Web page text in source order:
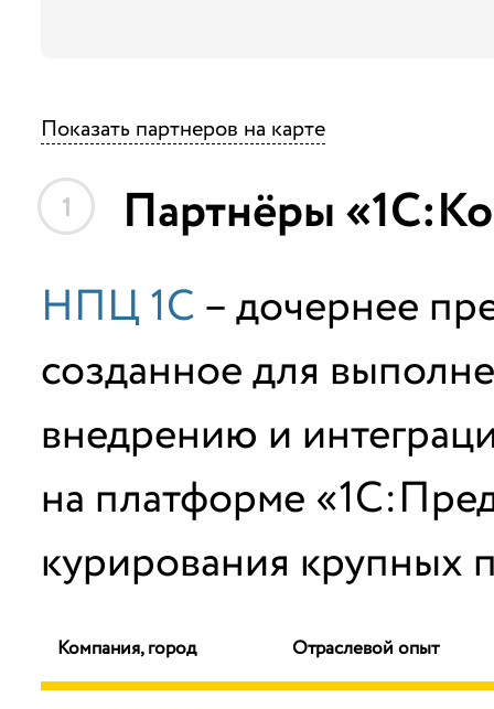
Показать партнеров на карте
1 Партнёры
НПЦ 1С– дочернее
созданное для
внедрению и
на платформе
курирования крупных
Компания, город Отраслевой опыт